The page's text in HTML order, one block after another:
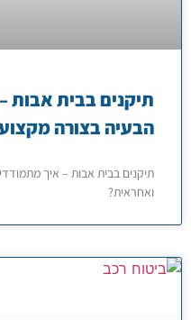
תיקנים בבית אבות
הבעיה בצורה
תיקנים בבית אבות – איך
ואחראית?